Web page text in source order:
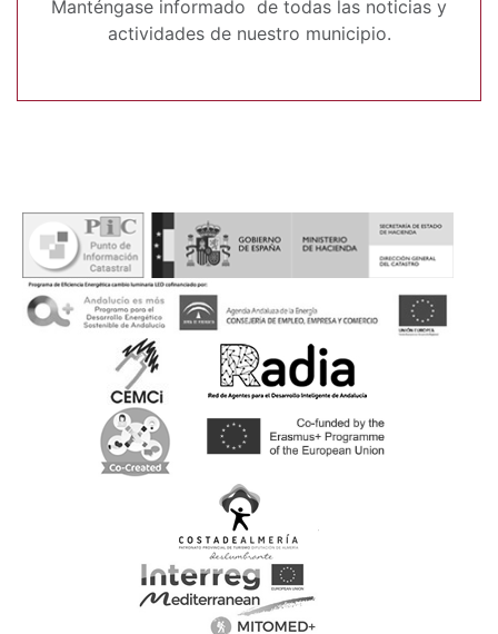
Manténgase informado de todas las noticias y
actividades de nuestro municipio.